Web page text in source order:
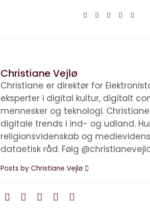
Christiane Vejlø
Christiane er direktør for
eksperter i digital kultur, digitalt
mennesker og teknologi.
digitale trends i ind- og udland.
religionsvidenskab og
dataetisk råd. Følg
Posts by Christiane Vejlø